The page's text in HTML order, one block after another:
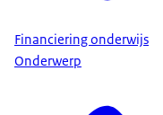
Financiering onderwijs
Onderwerp